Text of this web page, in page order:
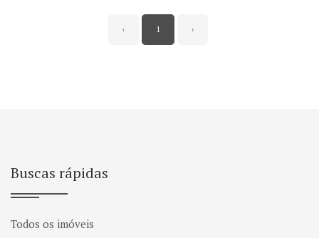
‹ 1 ›
Buscas rápidas
Todos os imóveis